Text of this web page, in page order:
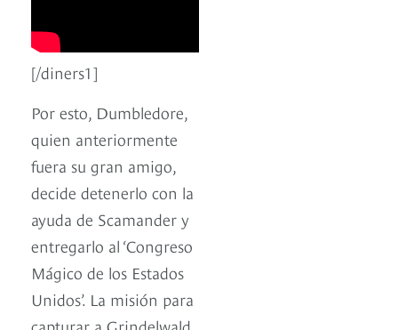
[/diners1]
Por esto, Dumbledore,
quien anteriormente
fuera su gran amigo,
decide detenerlo con la
ayuda de Scamander y
entregarlo al ‘Congreso
Mágico de los Estados
Unidos’. La misión para
capturar a Grindelwald